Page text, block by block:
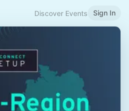
Discover Events Sign In